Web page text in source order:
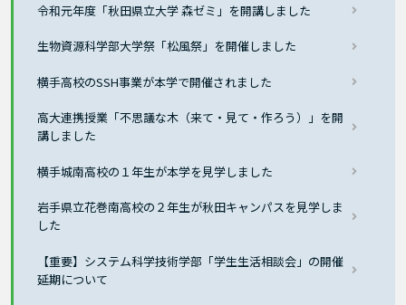
令和元年度「秋田県立大学 森ゼミ」を開講しました
生物資源科学部大学祭「松風祭」を開催しました
横手高校のSSH事業が本学で開催されました
高大連携授業「不思議な木（来て・見て・作ろう）」を開
講しました
横手城南高校の１年生が本学を見学しました
岩手県立花巻南高校の２年生が秋田キャンパスを見学しま
した
【重要】システム科学技術学部「学生生活相談会」の開催
延期について